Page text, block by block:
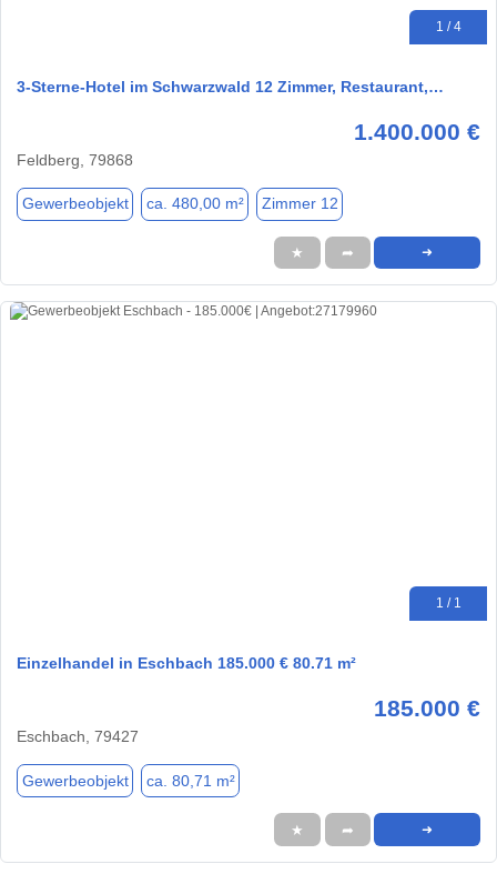
1 / 4
3-Sterne-Hotel im Schwarzwald 12 Zimmer, Restaurant,…
1.400.000 €
Feldberg, 79868
Gewerbeobjekt ca. 480,00 m² Zimmer 12
★ ➦ ➜
1 / 1
Einzelhandel in Eschbach 185.000 € 80.71 m²
185.000 €
Eschbach, 79427
Gewerbeobjekt ca. 80,71 m²
★ ➦ ➜